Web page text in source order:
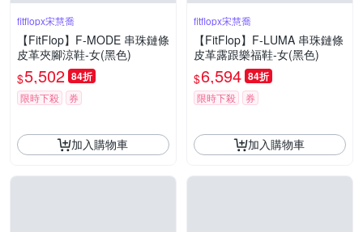
fitflopx宋慧喬
【FitFlop】F-MODE 串珠鏈條
皮革夾腳涼鞋-女(黑色)
$5,502 84折
限時下殺 券
加入購物車
fitflopx宋慧喬
【FitFlop】F-LUMA 串珠鏈條
皮革露跟樂福鞋-女(黑色)
$6,594 84折
限時下殺 券
加入購物車